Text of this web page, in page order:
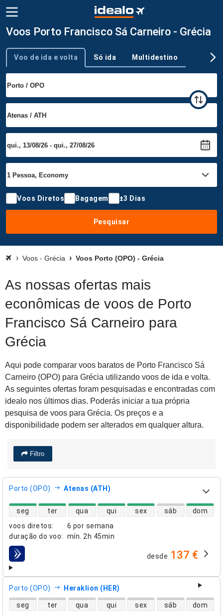
Voos Porto Francisco Sá Carneiro - Grécia
Tipo de viagem
Voo de ida e volta Só ida Multidestino
Voos Diretos Bagagem ±3 Dias
Pesquisar
Voos - Grécia Voos Porto (OPO) - Grécia
As nossas ofertas mais
econômicas de voos de Porto
Francisco Sá Carneiro para
Grécia
Aqui pode comparar voos baratos de Porto Francisco Sá
Carneiro (OPO) para Grécia utilizando voos de ida e volta.
As seguintes ofertas foram pesquisadas e encontradas com
idealo nos últimos dias. Poderás iniciar a tua própria
pesquisa de voos para Grécia. Os preços e a
disponibilidade podem ser alterados em qualquer altura.
Filtro
Porto (OPO) Atenas (ATH)
voos diretos:
6 por semana
duração do voo: mín. 2h 45min
disponibilidade de voos diretos
seg ter qua qui sex sáb dom
companhias aéreas desde 137 €
Porto (OPO) Heraklion (HER)
disponibilidade de voos diretos
seg ter qua qui sex sáb dom